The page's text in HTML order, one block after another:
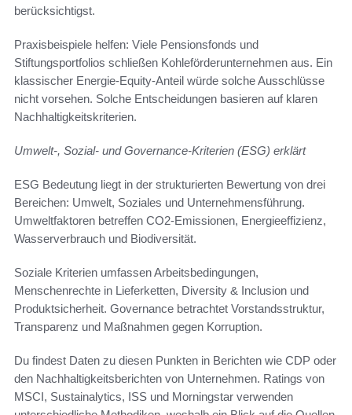
berücksichtigst.
Praxisbeispiele helfen: Viele Pensionsfonds und
Stiftungsportfolios schließen Kohleförderunternehmen aus. Ein
klassischer Energie-Equity-Anteil würde solche Ausschlüsse
nicht vorsehen. Solche Entscheidungen basieren auf klaren
Nachhaltigkeitskriterien.
Umwelt-, Sozial- und Governance-Kriterien (ESG) erklärt
ESG Bedeutung liegt in der strukturierten Bewertung von drei
Bereichen: Umwelt, Soziales und Unternehmensführung.
Umweltfaktoren betreffen CO2-Emissionen, Energieeffizienz,
Wasserverbrauch und Biodiversität.
Soziale Kriterien umfassen Arbeitsbedingungen,
Menschenrechte in Lieferketten, Diversity & Inclusion und
Produktsicherheit. Governance betrachtet Vorstandsstruktur,
Transparenz und Maßnahmen gegen Korruption.
Du findest Daten zu diesen Punkten in Berichten wie CDP oder
den Nachhaltigkeitsberichten von Unternehmen. Ratings von
MSCI, Sustainalytics, ISS und Morningstar verwenden